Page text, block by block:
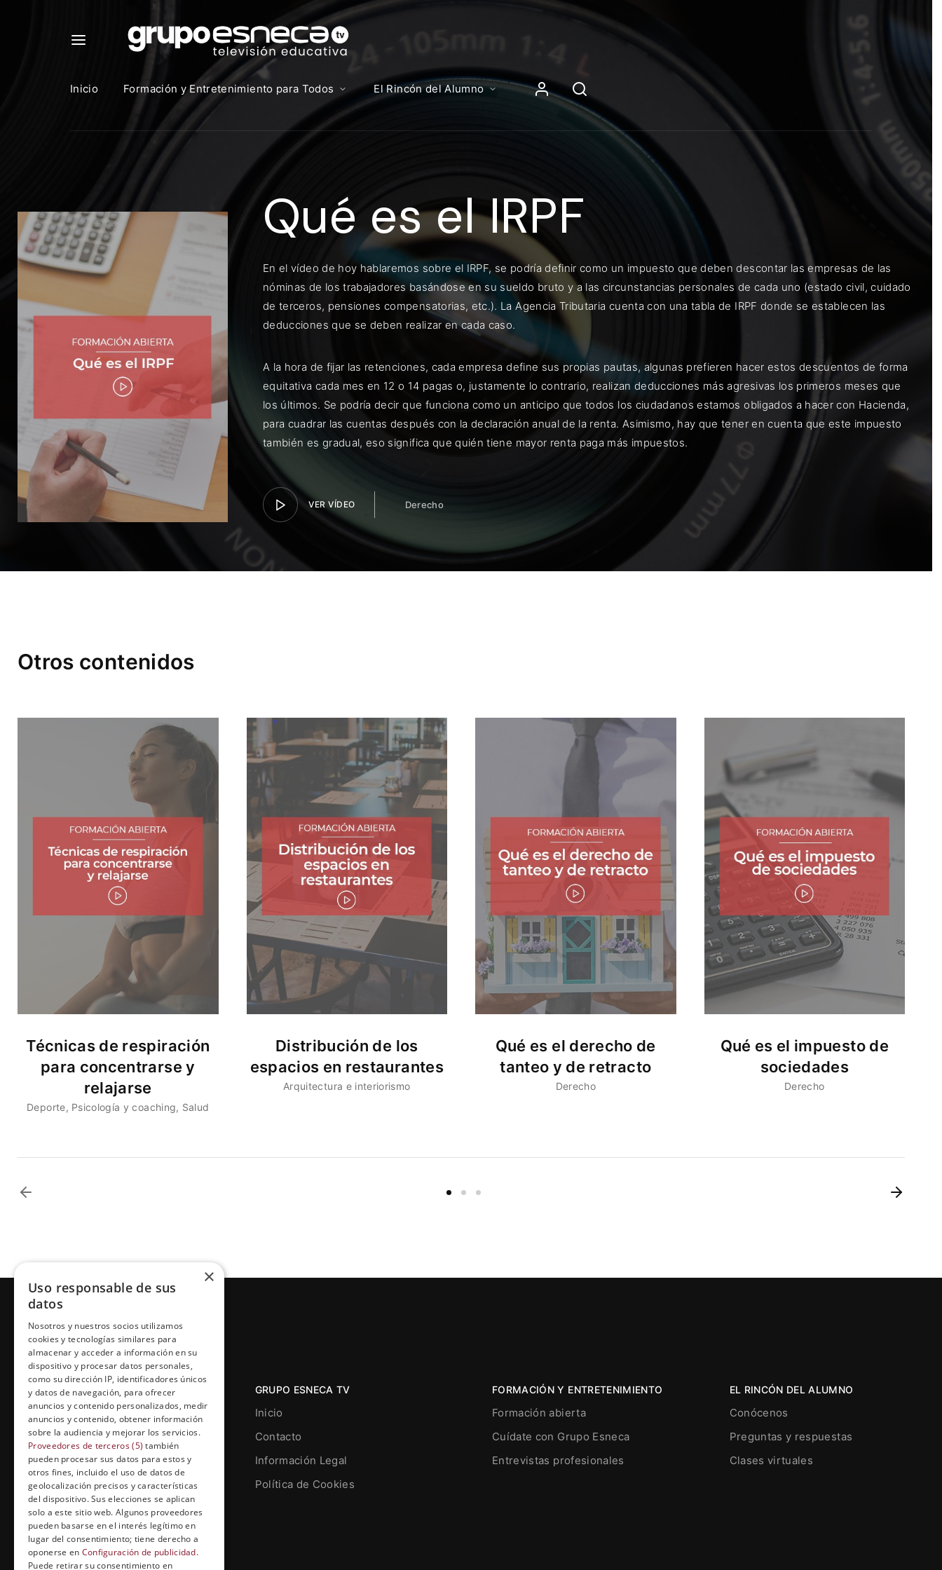
Inicio Formación y Entretenimiento para Todos El Rincón del Alumno
Qué es el IRPF
En el vídeo de hoy hablaremos sobre el IRPF, se podría definir como un impuesto que deben descontar las empresas de las
nóminas de los trabajadores basándose en su sueldo bruto y a las circunstancias personales de cada uno (estado civil, cuidado
de terceros, pensiones compensatorias, etc.). La Agencia Tributaria cuenta con una tabla de IRPF donde se establecen las
deducciones que se deben realizar en cada caso.
A la hora de fijar las retenciones, cada empresa define sus propias pautas, algunas prefieren hacer estos descuentos de forma
equitativa cada mes en 12 o 14 pagas o, justamente lo contrario, realizan deducciones más agresivas los primeros meses que
los últimos. Se podría decir que funciona como un anticipo que todos los ciudadanos estamos obligados a hacer con Hacienda,
para cuadrar las cuentas después con la declaración anual de la renta. Asimismo, hay que tener en cuenta que este impuesto
también es gradual, eso significa que quién tiene mayor renta paga más impuestos.
VER VÍDEO Derecho
Otros contenidos
Técnicas de respiración
para concentrarse y
relajarse
Deporte Psicología y coaching Salud
Distribución de los
espacios en restaurantes
Arquitectura e interiorismo
Qué es el derecho de
tanteo y de retracto
Derecho
Qué es el impuesto de
sociedades
Derecho
Grupo Esneca TV
Calle Prat de la Riba, 22, Entresuelo
(local 5)
25004, Lleida. España
contenidos@grupoesneca.tv
GRUPO ESNECA TV
Inicio
Contacto
Información Legal
Política de Cookies
FORMACIÓN Y ENTRETENIMIENTO
Formación abierta
Cuídate con Grupo Esneca
Entrevistas profesionales
EL RINCÓN DEL ALUMNO
Conócenos
Preguntas y respuestas
Clases virtuales
Contenidos, programas y recursos educativos de Grupo Esneca TV
Iniciar Sesión
Para iniciar sesión debes introducir el mismo usuario y contraseña
https://elcampusonline.com
Dirección de correo electrónico
Contraseña
ENTRAR
Recuérdame
×
Uso responsable de sus
datos
Nosotros y nuestros socios utilizamos
cookies y tecnologías similares para
almacenar y acceder a información en su
dispositivo y procesar datos personales,
como su dirección IP, identificadores únicos
y datos de navegación, para ofrecer
anuncios y contenido personalizados, medir
anuncios y contenido, obtener información
sobre la audiencia y mejorar los servicios.
Proveedores de terceros (5) también
pueden procesar sus datos para estos y
otros fines, incluido el uso de datos de
geolocalización precisos y características
del dispositivo. Sus elecciones se aplican
solo a este sitio web. Algunos proveedores
pueden basarse en el interés legítimo en
lugar del consentimiento; tiene derecho a
oponerse en Configuración de publicidad.
Puede retirar su consentimiento en